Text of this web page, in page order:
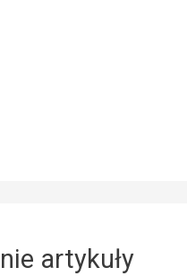
artykuły